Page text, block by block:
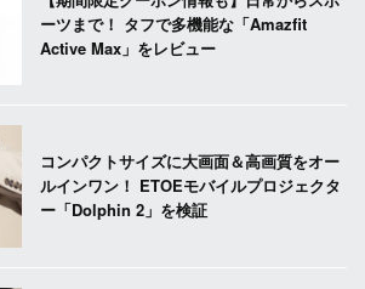
ーツまで！ タフで多機能な「Amazfit
Active Max」をレビュー
コンパクトサイズに大画面＆高画質をオー
ルインワン！ ETOEモバイルプロジェクタ
ー「Dolphin 2」を検証